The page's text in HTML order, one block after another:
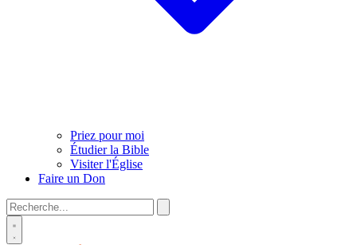
Priez pour moi
Étudier la Bible
Visiter l'Église
Faire un Don